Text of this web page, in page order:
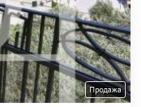
Продажа